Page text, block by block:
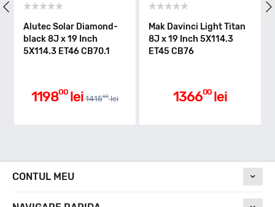
Alutec Solar Diamond-
black 8J x 19 Inch
5X114.3 ET46 CB70.1
119800 lei 141500 lei
Mak Davinci Light Titan
8J x 19 Inch 5X114.3
ET45 CB76
136600 lei
CONTUL MEU